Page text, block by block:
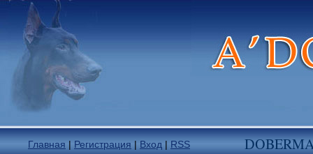
Главная | Регистрация | Вход | RSS